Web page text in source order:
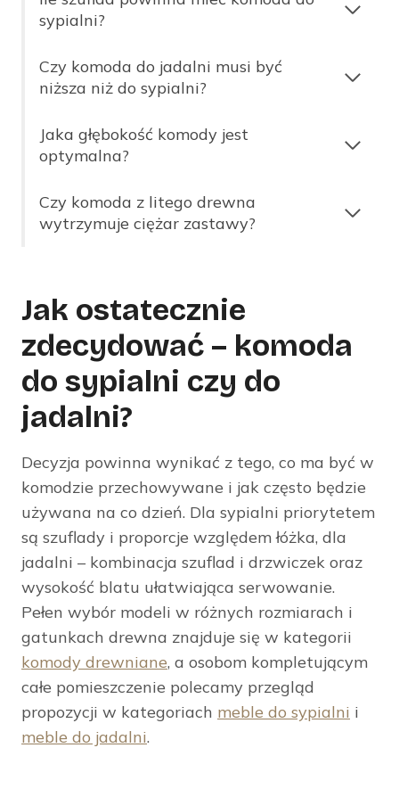
sypialni?
Czy komoda do jadalni musi być
niższa niż do sypialni?
Jaka głębokość komody jest
optymalna?
Czy komoda z litego drewna
wytrzymuje ciężar zastawy?
Jak ostatecznie
zdecydować – komoda
do sypialni czy do
jadalni?
Decyzja powinna wynikać z tego, co ma być w
komodzie przechowywane i jak często będzie
używana na co dzień. Dla sypialni priorytetem
są szuflady i proporcje względem łóżka, dla
jadalni – kombinacja szuflad i drzwiczek oraz
wysokość blatu ułatwiająca serwowanie.
Pełen wybór modeli w różnych rozmiarach i
gatunkach drewna znajduje się w kategorii
komody drewniane, a osobom kompletującym
całe pomieszczenie polecamy przegląd
propozycji w kategoriach meble do sypialni i
meble do jadalni.